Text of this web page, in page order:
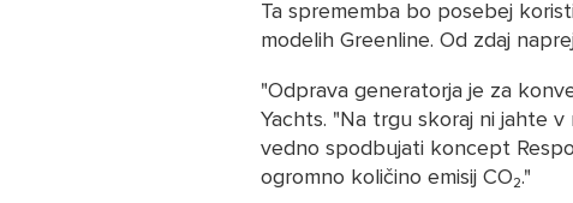
Ta sprememba bo posebej
modelih Greenline. Od zdaj
"Odprava generatorja je za
Yachts. "Na trgu skoraj ni jahte
vedno spodbujati koncept
ogromno količino emisij CO₂."